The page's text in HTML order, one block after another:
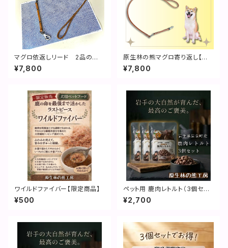
マグロ依返しリード 2品の
み 完全手縫 120cmと118c
m各1本
¥7,800
原生林の熊マグロ寄り返し【本
革リード】
¥7,800
ワイルドファイバー【限定商品】
¥500
ペット用 鹿肉レトルト（3個セッ
ト）
¥2,700